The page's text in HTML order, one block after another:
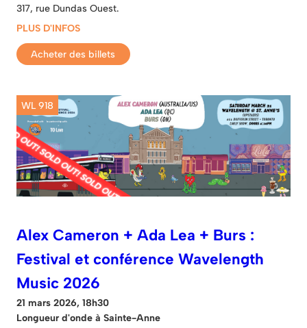
317, rue Dundas Ouest.
PLUS D'INFOS
Acheter des billets
WL 918
Alex Cameron + Ada Lea + Burs :
Festival et conférence Wavelength
Music 2026
21 mars 2026, 18h30
Longueur d'onde à Sainte-Anne